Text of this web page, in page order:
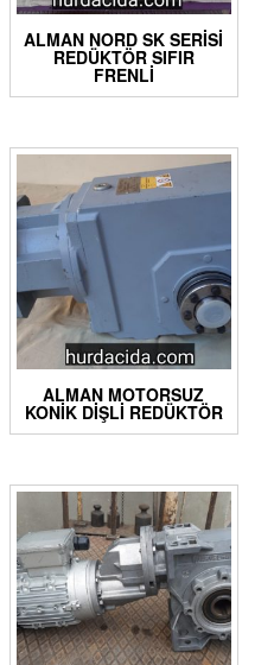
ALMAN NORD SK SERISI
REDÜKTÖR SIFIR
FRENLI
ALMAN MOTORSUZ
KONIK DIŞLI REDÜKTÖR